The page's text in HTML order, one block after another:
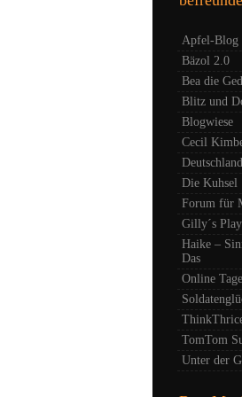
Apfel-Blog
Bäzol 2.0
Bea die
Blitz und
Blogwiese
Cecil
Die Kuhsel
Forum für
Gilly´s
Haike –
Das
Online
TomTom
Unter der